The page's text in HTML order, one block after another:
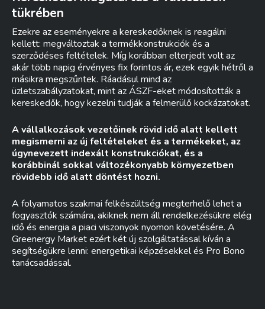
tükrében
Ezekre az eseményekre a kereskedőknek is reagálni
kellett: megváltoztak a termékkonstrukciók és a
szerződéses feltételek. Míg korábban elterjedt volt az
akár több napig érvényes fix forintos ár, ezek egyik hétről a
másikra megszűntek. Ráadásul mind az
üzletszabályzatokat, mint az ÁSZF-eket módosították a
kereskedők, hogy kezelni tudják a felmerülő kockázatokat.
A vállalkozások vezetőinek rövid idő alatt kellett
megismerni az új feltételeket és a termékeket, az
úgynevezett indexált konstrukciókat, és a
korábbinál sokkal változékonyabb környezetben
rövidebb idő alatt döntést hozni.
A folyamatos szakmai felkészültség megterhelő lehet a
fogyasztók számára, akiknek nem áll rendelkezésükre elég
idő és energia a piaci viszonyok nyomon követésére. A
Greenergy Market ezért két új szolgáltatással kíván a
segítségükre lenni: energetikai képzésekkel és Pro Bono
tanácsadással.